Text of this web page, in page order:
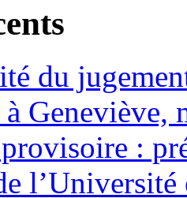
du
Geneviève,
: